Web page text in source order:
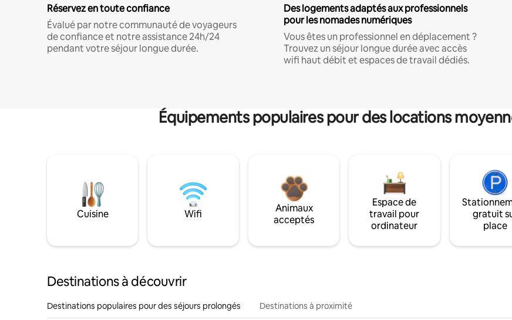
Réservez en toute confiance
Évalué par notre communauté de voyageurs
de confiance et notre assistance 24h/24
pendant votre séjour longue durée.
Des logements adaptés aux professionnels
pour les nomades numériques
Vous êtes un professionnel en déplacement ?
Trouvez un séjour longue durée avec accès
wifi haut débit et espaces de travail dédiés.
Équipements populaires pour des locations
Cuisine Wifi
Animaux
acceptés
Espace de
travail pour
ordinateur
gratuit
place
Destinations à découvrir
Destinations populaires pour des séjours prolongés Destinations à proximité